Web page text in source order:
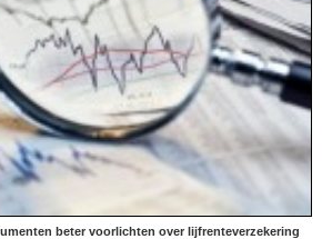
beter voorlichten over lijfrenteverzekering